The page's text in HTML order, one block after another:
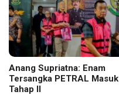
Anang Supriatna: Enam
Tersangka PETRAL Masuk
Tahap II